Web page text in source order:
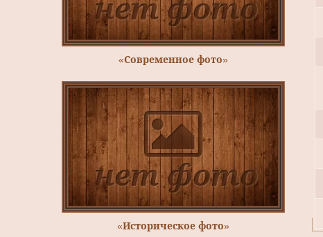
«Современное фото»
«Историческое фото»